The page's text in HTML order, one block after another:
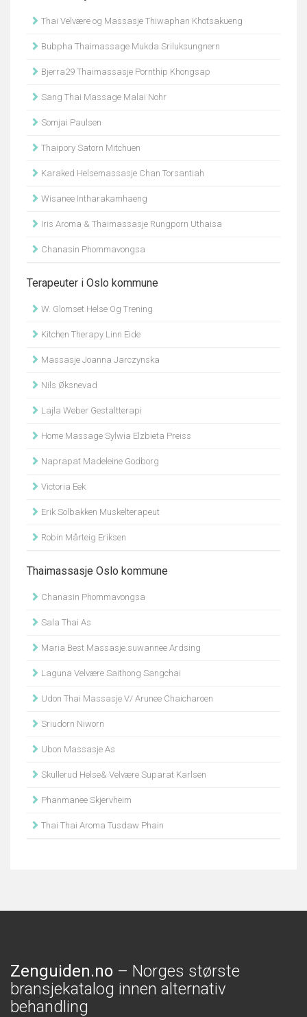
Thai Velvære og Massasje Thiwaphan Khotsakueng
Bubpha Thaimassage Mukda Sriluksungnern
Bjerra29 Thaimassasje Pornthip Khongsap
Sang Thai Massage Malai Nohr
Somjai Paulsen
Thaipory Satorn Mitchuen
Karaked Helsemassasje Chan Torsantiah
Wisanee Intharakamhaeng
Iris Aroma & Thaimassasje Rungporn Uthaisa
Chanasin Phommavongsa
Terapeuter i Oslo kommune
W. Glomset Helse Og Trening
Kitchen Therapy Linn Eide
Massasje Joanna Jarczynska
Nils Øksnevad
Lajla Weber Gestaltterapi
Home Massage Sylwia Elzbieta Preiss
Naprapat Madeleine Godborg
Victoria Eek
Erik Solbakken Muskelterapeut
Robin Mårteig Eriksen
Thaimassasje Oslo kommune
Chanasin Phommavongsa
Sala Thai As
Maria Best Massasje.suwannee Ardsing
Laguna Velvære Saithong Sangchai
Udon Thai Massasje V/ Arunee Chaicharoen
Sriudorn Niworn
Ubon Massasje As
Skullerud Helse& Velvære Suparat Karlsen
Phanmanee Skjervheim
Thai Thai Aroma Tusdaw Phain
Zenguiden.no – Norges største
bransjekatalog innen alternativ
behandling